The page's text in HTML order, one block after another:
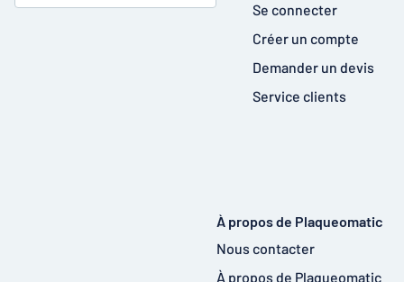
Se connecter
Créer un compte
Demander un devis
Service clients
À propos de Plaqueomatic
Nous contacter
À propos de Plaqueomatic